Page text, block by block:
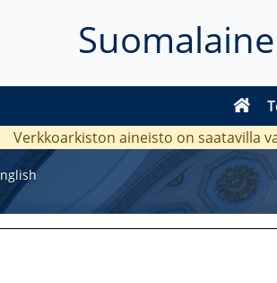
Verkkoarkiston aineisto on saatavilla